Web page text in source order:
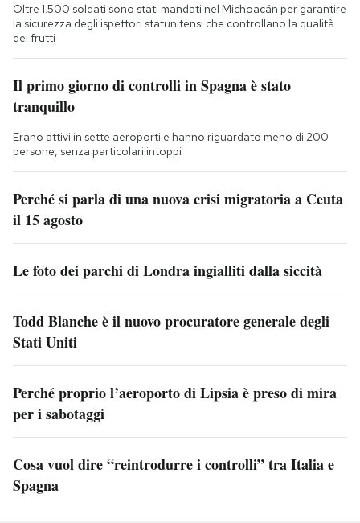
Oltre 1.500 soldati sono stati mandati nel Michoacán per garantire
la sicurezza degli ispettori statunitensi che controllano la qualità
dei frutti
Il primo giorno di controlli in Spagna è stato
tranquillo
Erano attivi in sette aeroporti e hanno riguardato meno di 200
persone, senza particolari intoppi
Perché si parla di una nuova crisi migratoria a Ceuta
il 15 agosto
Le foto dei parchi di Londra ingialliti dalla siccità
Todd Blanche è il nuovo procuratore generale degli
Stati Uniti
Perché proprio l’aeroporto di Lipsia è preso di mira
per i sabotaggi
Cosa vuol dire “reintrodurre i controlli” tra Italia e
Spagna